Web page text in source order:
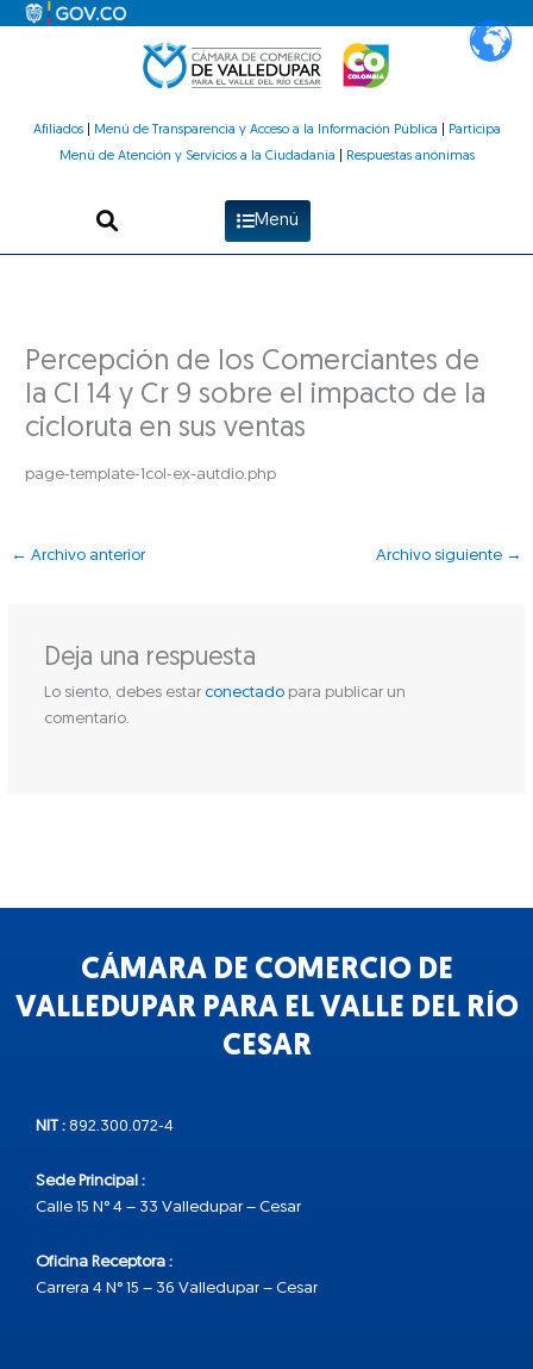
Afiliados| Menú de Transparencia y Acceso a la Información Pública
Participa
Menú de Atención y Servicios a la Ciudadanía
Respuestas anónimas
Menú
Percepción de los Comerciantes de
la Cl 14 y Cr 9 sobre el impacto de la
cicloruta en sus ventas
page-template-1col-ex-autdio.php
← Archivo anterior Archivo siguiente →
Deja una respuesta
Lo siento, debes estar conectadopara publicar un
comentario.
CÁMARA DE COMERCIO DE
VALLEDUPAR PARA EL VALLE DEL RÍO
CESAR
NIT : 892.300.072-4
Sede Principal :
Calle 15 N° 4 – 33 Valledupar – Cesar
Oficina Receptora :
Carrera 4 N° 15 – 36 Valledupar – Cesar